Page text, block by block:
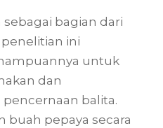
bagian dari
ini
untuk
dan
balita.
pepaya secara